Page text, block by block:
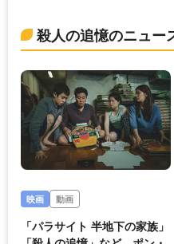
殺人の追憶のニュー
映画 動画
「パラサイト 半地下の家族」